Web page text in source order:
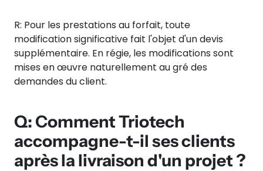
R: Pour les prestations au forfait, toute
modification significative fait l'objet d'un devis
supplémentaire. En régie, les modifications sont
mises en œuvre naturellement au gré des
demandes du client.
Q: Comment Triotech
accompagne-t-il ses clients
après la livraison d'un projet ?